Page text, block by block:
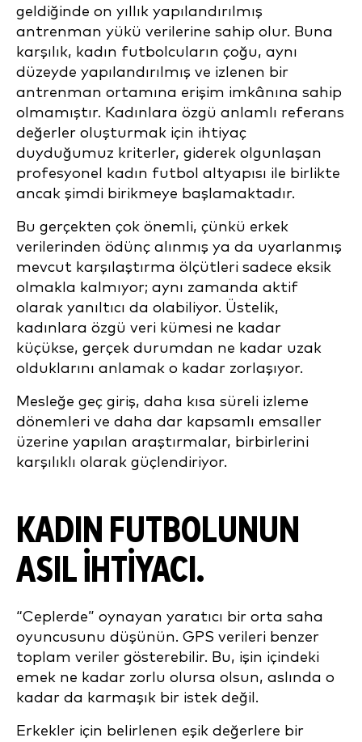
geldiğinde on yıllık yapılandırılmış
antrenman yükü verilerine sahip olur. Buna
karşılık, kadın futbolcuların çoğu, aynı
düzeyde yapılandırılmış ve izlenen bir
antrenman ortamına erişim imkânına sahip
olmamıştır. Kadınlara özgü anlamlı referans
değerler oluşturmak için ihtiyaç
duyduğumuz kriterler, giderek olgunlaşan
profesyonel kadın futbol altyapısı ile birlikte
ancak şimdi birikmeye başlamaktadır.
Bu gerçekten çok önemli, çünkü erkek
verilerinden ödünç alınmış ya da uyarlanmış
mevcut karşılaştırma ölçütleri sadece eksik
olmakla kalmıyor; aynı zamanda aktif
olarak yanıltıcı da olabiliyor. Üstelik,
kadınlara özgü veri kümesi ne kadar
küçükse, gerçek durumdan ne kadar uzak
olduklarını anlamak o kadar zorlaşıyor.
Mesleğe geç giriş, daha kısa süreli izleme
dönemleri ve daha dar kapsamlı emsaller
üzerine yapılan araştırmalar, birbirlerini
karşılıklı olarak güçlendiriyor.
KADIN FUTBOLUNUN
ASIL IHTIYACI .
“Ceplerde” oynayan yaratıcı bir orta saha
oyuncusunu düşünün. GPS verileri benzer
toplam veriler gösterebilir. Bu, işin içindeki
emek ne kadar zorlu olursa olsun, aslında o
kadar da karmaşık bir istek değil.
Erkekler için belirlenen eşik değerlere bir